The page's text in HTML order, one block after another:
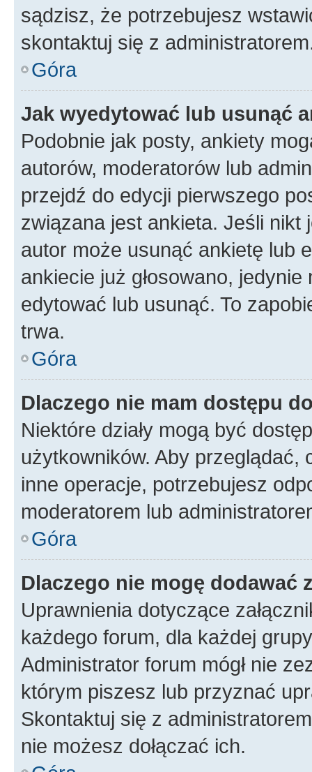
sądzisz, że potrzebujesz
skontaktuj się z
Góra
Jak wyedytować lub usunąć
Podobnie jak posty, ankiety
autorów, moderatorów lub
przejdź do edycji pierwszego
związana jest ankieta. Jeśli nikt
autor może usunąć ankietę lub
ankiecie już głosowano,
edytować lub usunąć. To
trwa.
Góra
Dlaczego nie mam dostępu
Niektóre działy mogą być
użytkowników. Aby
inne operacje, potrzebujesz
moderatorem lub
Góra
Dlaczego nie mogę dodawać
Uprawnienia dotyczące
każdego forum, dla każdej
Administrator forum mógł nie
którym piszesz lub przyznać
Skontaktuj się z
nie możesz dołączać ich.